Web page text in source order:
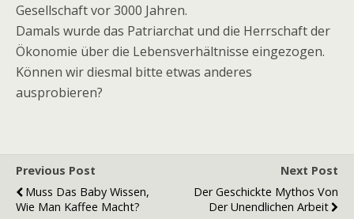
Gesellschaft vor 3000 Jahren.
Damals wurde das Patriarchat und die Herrschaft der
Ökonomie über die Lebensverhältnisse eingezogen.
Können wir diesmal bitte etwas anderes
ausprobieren?
Previous Post
Muss Das Baby Wissen,
Wie Man Kaffee Macht?
Next Post
Der Geschickte Mythos Von
Der Unendlichen Arbeit